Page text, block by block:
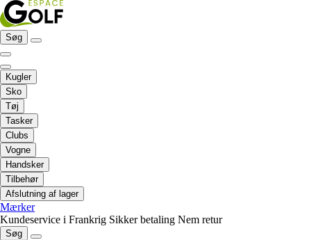
Søg
Kugler
Sko
Tøj
Tasker
Clubs
Vogne
Handsker
Tilbehør
Afslutning af lager
Mærker
Kundeservice i Frankrig Sikker betaling Nem retur
Søg